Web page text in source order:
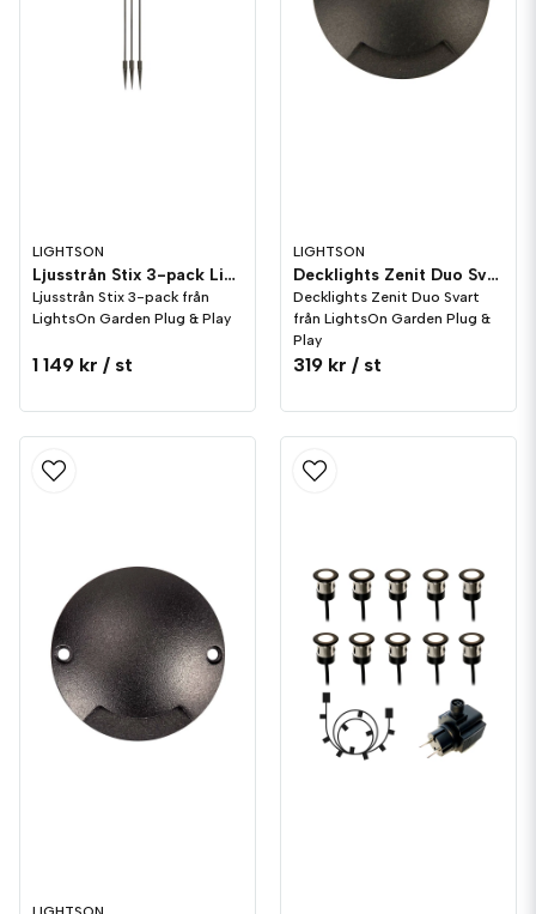
LIGHTSON
Ljusstrån Stix 3-pack LightsOn Garden Plug & Play
Ljusstrån Stix 3-pack från
LightsOn Garden Plug & Play
1 149 kr / st
LIGHTSON
Decklights Zenit Duo Svart LightsOn Garden Plug & Play
Decklights Zenit Duo Svart
från LightsOn Garden Plug &
Play
319 kr / st